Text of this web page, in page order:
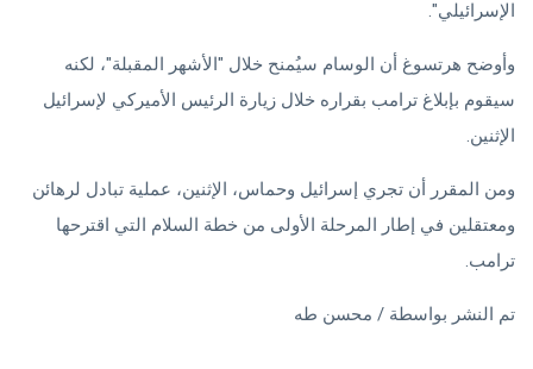
الإسرائيلي".
وأوضح هرتسوغ أن الوسام سيُمنح خلال "الأشهر المقبلة"، لكنه
سيقوم بإبلاغ ترامب بقراره خلال زيارة الرئيس الأميركي لإسرائيل
الإثنين.
ومن المقرر أن تجري إسرائيل وحماس، الإثنين، عملية تبادل لرهائن
ومعتقلين في إطار المرحلة الأولى من خطة السلام التي اقترحها
ترامب.
تم النشر بواسطة / محسن طه